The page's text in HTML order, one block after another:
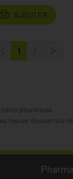
AJOUTER
1
pharmacie.
heures d’ouverture